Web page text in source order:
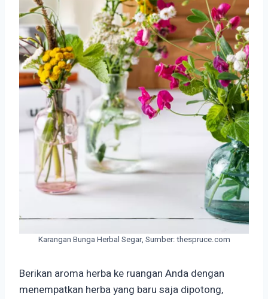
Karangan Bunga Herbal Segar, Sumber: thespruce.com
Berikan aroma herba ke ruangan Anda dengan
menempatkan herba yang baru saja dipotong,